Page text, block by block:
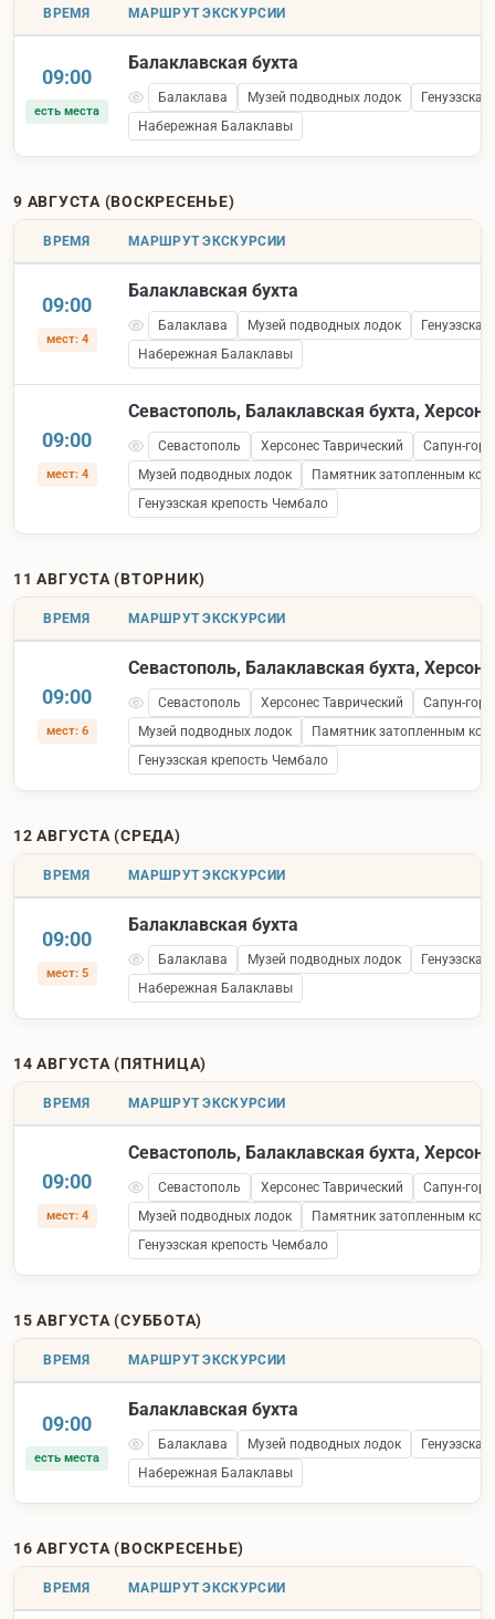
ВРЕМЯ МАРШРУТ ЭКСКУРСИИ
09:00
есть места
Балаклавская бухта
Балаклава Музей подводных лодок
Набережная Балаклавы
9 АВГУСТА (ВОСКРЕСЕНЬЕ)
ВРЕМЯ МАРШРУТ ЭКСКУРСИИ
09:00
мест: 4
Балаклавская бухта
Балаклава Музей подводных лодок
Набережная Балаклавы
09:00
мест: 4
Севастополь, Балаклавская бухта,
Севастополь Херсонес Таврический
Сапун-гора
Музей подводных лодок
Памятник затопленным
Генуэзская крепость Чембало
11 АВГУСТА (ВТОРНИК)
ВРЕМЯ МАРШРУТ ЭКСКУРСИИ
09:00
мест: 6
Севастополь, Балаклавская бухта,
Севастополь Херсонес Таврический
Сапун-гора
Музей подводных лодок
Памятник затопленным
Генуэзская крепость Чембало
12 АВГУСТА (СРЕДА)
ВРЕМЯ МАРШРУТ ЭКСКУРСИИ
09:00
мест: 5
Балаклавская бухта
Балаклава Музей подводных лодок
Набережная Балаклавы
14 АВГУСТА (ПЯТНИЦА)
ВРЕМЯ МАРШРУТ ЭКСКУРСИИ
09:00
мест: 4
Севастополь, Балаклавская бухта,
Севастополь Херсонес Таврический
Сапун-гора
Музей подводных лодок
Памятник затопленным
Генуэзская крепость Чембало
15 АВГУСТА (СУББОТА)
ВРЕМЯ МАРШРУТ ЭКСКУРСИИ
09:00
есть места
Балаклавская бухта
Балаклава Музей подводных лодок
Набережная Балаклавы
16 АВГУСТА (ВОСКРЕСЕНЬЕ)
ВРЕМЯ МАРШРУТ ЭКСКУРСИИ